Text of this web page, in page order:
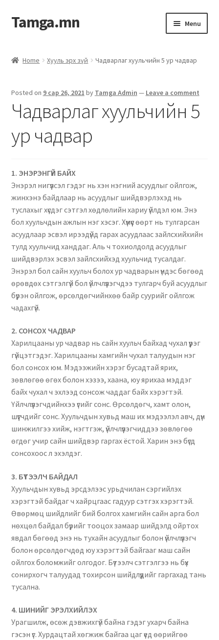
Tamga.mn Menu
Гэрээний загвар
Ажил гүйцэтгэх гэрээ
Журмууд​
Компанийн удирдлагын бичиг баримт
Нягтлан бодох бүртгэл
Санхүүгийн анхан шатны баримтуудын загвар
Сургалт
Түрээсийн гэрээ
Хөдөлмөрийн багц баримт
Хүний нөөцийн бодлогын баримт
Шүүхэд нэхэмжлэл гаргах загварууд
Эрсдэлийн удирдлага
Home Хууль эрх зүй Чадварлаг хуульчийн 5 ур чадвар
Posted on 9 сар 26, 2021 by Tamga Admin — Leave a comment
Чадварлаг хуульчийн 5
ур чадвар
1. ЭНЭРЭНГҮЙ БАЙХ
Энэрэл нигүүлсэл гэдэг нь хэн нэгний асуудлыг ойлгож,
жинхэнэ байдлаар нь асуудлыг шийдвэрлэхэд нь
туслахыг хүсдэг сэтгэл хөдлөлийн хариу үйлдэл юм. Энэ
бол хуульчдын ажлын нэг хэсэг. Хүмүүс өөрт нь тулгарсан
асуудлаар эсвэл ирээдүйд гарах асуудлаас зайлсхийхийн
тулд хуульчид ханддаг. Аль ч тохиолдолд асуудлыг
шийдвэрлэх эсвэл зайлсхийхэд хуульчид тусалдаг.
Энэрэл бол сайн хуульч болох ур чадварын үндэс бөгөөд
өрөвдөх сэтгэлгүй бол үйлчлүүлэгчдээ тулгарч буй асуудлыг
бүрэн ойлгож, өрсөлдөгчийнхөө байр суурийг ойлгож
чадахгүй.
2️. СОНСОХ ЧАДВАР
Харилцааны ур чадвар нь сайн хуульч байхад чухал үүрэг
гүйцэтгэдэг. Харилцааны хамгийн чухал талуудын нэг
бол сонсох юм. Мэдээжийн хэрэг бусадтай ярих,
зөвлөгөө өгөх болон хэзээ, хаана, юу ярихаа мэддэг
байх чухал ч эхлээд сонсож чаддаг байх хэрэгтэй.
Үйлчлүүлэгчдийнхээ үгийг сонс. Өрсөлдөгч, хамт олон,
шүүгчдийг сонс. Хуульчдын ​​хувьд маш их мэдээлэл авч, дүн
шинжилгээ хийж, нэгтгэж, үйлчлүүлэгчиддээ зөвлөгөө
өгдөг учир сайн шийдвэр гаргах ёстой. Харин энэ бүгд
сонсохоос л эхэлдэг.
3️. БҮТЭЭЛЧ БАЙДАЛ
Хуульчдын хувьд эрсдэлээс урьдчилан сэргийлэх
хэрэгтэй байдаг ч хайрцгаас гадуур сэтгэх хэрэгтэй.
Өвөрмөц шийдлийг бий болгох хамгийн сайн арга бол
нөхцөл байдал бүрийг тооцох замаар шийдэлд ойртох
явдал бөгөөд энэ нь тухайн асуудлыг болон үйлчлүүлэгч
болон өрсөлдөгчдөд юу хэрэгтэй байгааг маш сайн
ойлгох боломжийг олгодог. Бүтээлч сэтгэлгээ нь бүх
сонирхогч талуудад тохирсон шийдлүүдийг гаргахад тань
тусална.
4️. ШИНИЙГ ЭРЭЛХИЙЛЭХ
Урагшилж, өсөж дэвжихгүй байна гэдэг ухарч байна
гэсэн үг. Хурдацтай хөгжиж байгаа цаг үед өөрийгөө